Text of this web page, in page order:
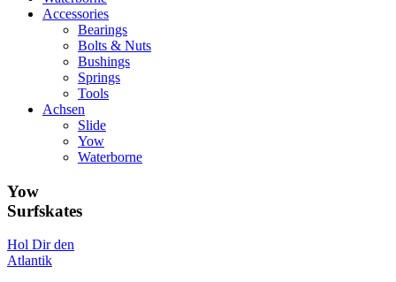
Accessories
Bearings
Bolts & Nuts
Bushings
Springs
Tools
Achsen
Slide
Yow
Waterborne
Yow
Surfskates
Hol Dir den
Atlantik